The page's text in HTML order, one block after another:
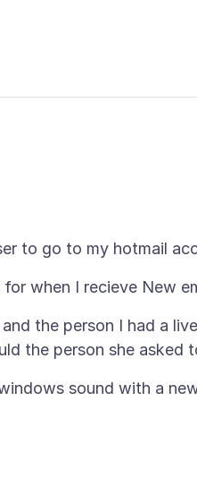
the person I had a
sound with a